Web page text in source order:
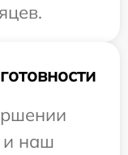
и наш